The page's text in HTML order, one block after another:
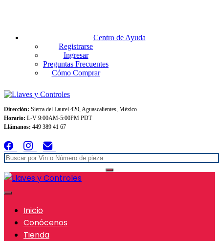
Centro de Ayuda
Registrarse
Ingresar
Preguntas Frecuentes
Cómo Comprar
Dirección: Sierra del Laurel 420, Aguascalientes, México
Horario: L-V 9:00AM-5:00PM PDT
Llámanos: 449 389 41 67
Inicio
Conócenos
Tienda